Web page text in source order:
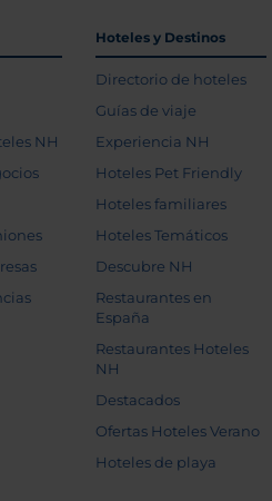
NH
Hoteles y Destinos
Directorio de hoteles
Guías de viaje
Experiencia NH
Hoteles Pet Friendly
Hoteles familiares
Hoteles Temáticos
Descubre NH
Restaurantes en
España
Restaurantes Hoteles
NH
Destacados
Ofertas Hoteles Verano
Hoteles de playa